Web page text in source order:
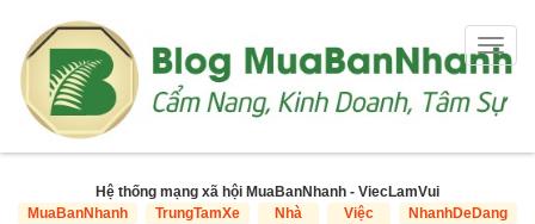
Hệ thống mạng xã hội MuaBanNhanh - ViecLamVui
MuaBanNhanh
TrungTamXe
Nhà
Việc
NhanhDeDang